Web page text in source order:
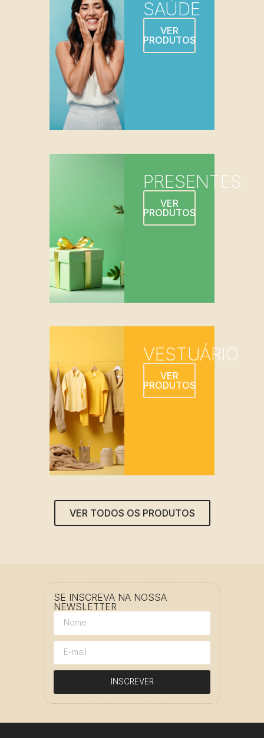
SAÚDE
VER
PRODUTOS
PRESENTES
VER
PRODUTOS
VESTUÁRIO
VER
PRODUTOS
VER TODOS OS PRODUTOS
SE INSCREVA NA NOSSA
NEWSLETTER
INSCREVER